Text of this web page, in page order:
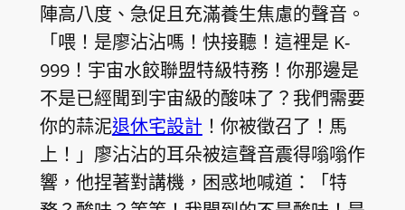
陣高八度、急促且充滿養生焦慮的聲音。
「喂！是廖沾沾嗎！快接聽！這裡是 K-
999！宇宙水餃聯盟特級特務！你那邊是
不是已經聞到宇宙級的酸味了？我們需要
你的蒜泥退休宅設計 ！你被徵召了！馬
上！」廖沾沾的耳朵被這聲音震得嗡嗡作
響，他捏著對講機，困惑地喊道：「特